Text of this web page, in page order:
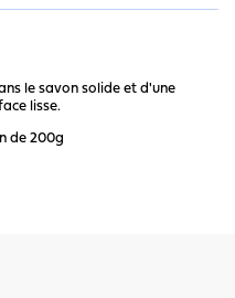
le savon solide et d'une
lisse.
de 200g